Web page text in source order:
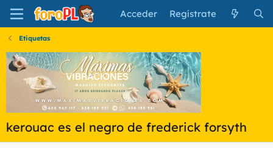
Acceder Regístrate
Etiquetas
kerouac es el negro de frederick forsyth